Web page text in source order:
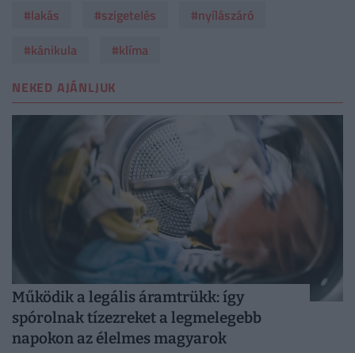
#lakás #szigetelés
#nyílászáró
#kánikula
#klíma
NEKED AJÁNLJUK
Működik a legális áramtrükk: így
spórolnak tízezreket a legmelegebb
napokon az élelmes magyarok